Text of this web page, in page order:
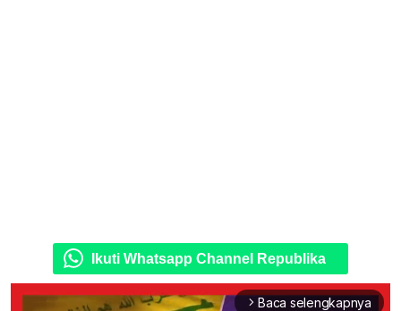
Ikuti Whatsapp Channel Republika
arrow_forward_ios Baca selengkapnya